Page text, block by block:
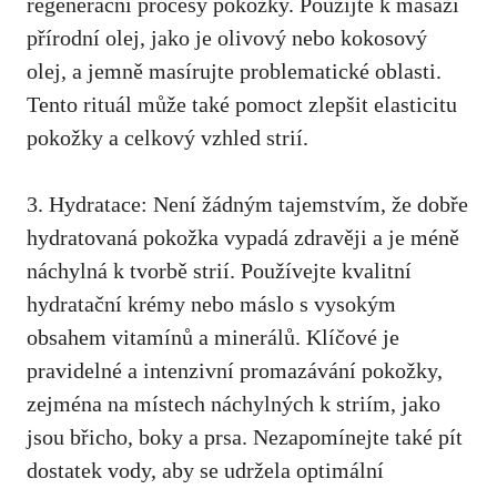
⁤přírodní olej, jako je olivový nebo kokosový
olej, a jemně masírujte problematické oblasti.
Tento rituál může ⁤také pomoct zlepšit elasticitu
pokožky a celkový vzhled⁤ strií.
3. Hydratace: Není žádným tajemstvím, že dobře
hydratovaná pokožka vypadá zdravěji ​a je ‌méně
náchylná k tvorbě ⁣strií. Používejte kvalitní
hydratační krémy nebo máslo s vysokým ​
obsahem vitamínů⁢ a minerálů. Klíčové je
pravidelné a intenzivní promazávání pokožky,
zejména na místech náchylných k ​striím, jako
jsou břicho, boky a prsa. Nezapomínejte‌ také pít
dostatek vody, ‌aby ‌se udržela optimální⁣